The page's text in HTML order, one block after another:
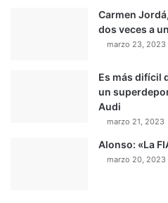
Carmen
dos veces a
marzo 23, 2023
Es más difícil
un
Audi
marzo 21, 2023
Alonso: «La
marzo 20, 2023